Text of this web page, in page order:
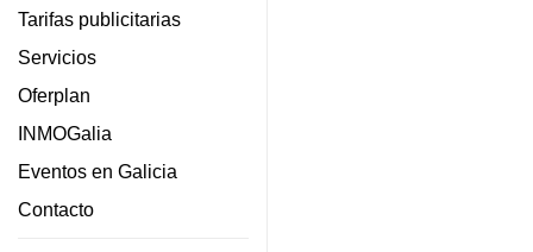
Tarifas publicitarias
Servicios
Oferplan
INMOGalia
Eventos en Galicia
Contacto